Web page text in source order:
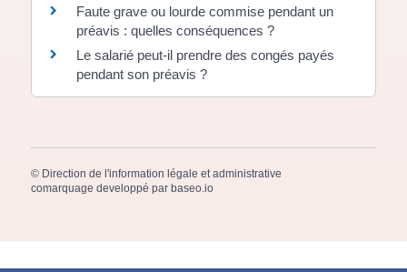
Faute grave ou lourde commise pendant un
préavis : quelles conséquences ?
Le salarié peut-il prendre des congés payés
pendant son préavis ?
© Direction de l'information légale et administrative
comarquage developpé par baseo.io